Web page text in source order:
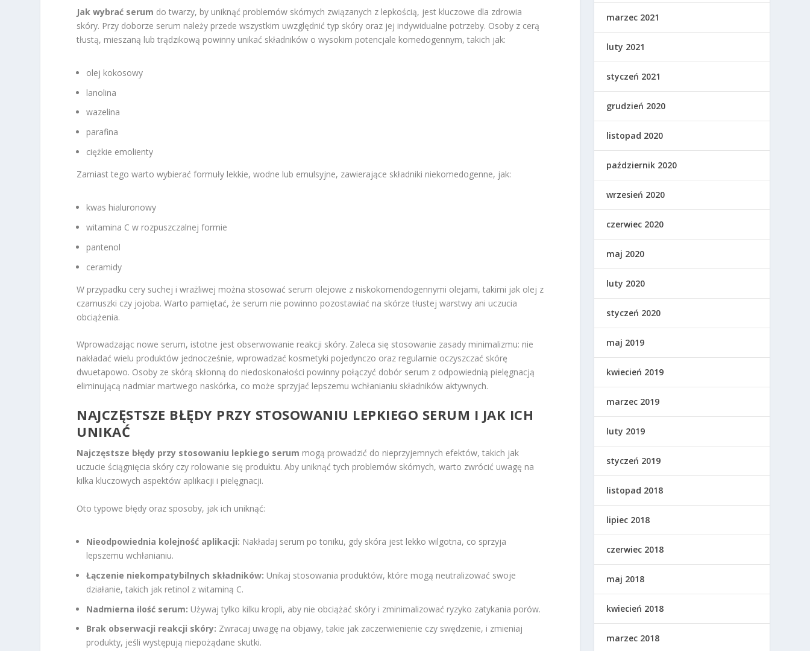
Jak wybrać serum do twarzy, by uniknąć problemów skórnych związanych z lepkością, jest kluczowe dla zdrowia
skóry. Przy doborze serum należy przede wszystkim uwzględnić typ skóry oraz jej indywidualne potrzeby. Osoby z cerą
tłustą, mieszaną lub trądzikową powinny unikać składników o wysokim potencjale komedogennym, takich jak:
olej kokosowy
lanolina
wazelina
parafina
ciężkie emolienty
Zamiast tego warto wybierać formuły lekkie, wodne lub emulsyjne, zawierające składniki niekomedogenne, jak:
kwas hialuronowy
witamina C w rozpuszczalnej formie
pantenol
ceramidy
W przypadku cery suchej i wrażliwej można stosować serum olejowe z niskokomendogennymi olejami, takimi jak olej z
czarnuszki czy jojoba. Warto pamiętać, że serum nie powinno pozostawiać na skórze tłustej warstwy ani uczucia
obciążenia.
Wprowadzając nowe serum, istotne jest obserwowanie reakcji skóry. Zaleca się stosowanie zasady minimalizmu: nie
nakładać wielu produktów jednocześnie, wprowadzać kosmetyki pojedynczo oraz regularnie oczyszczać skórę
dwuetapowo. Osoby ze skórą skłonną do niedoskonałości powinny połączyć dobór serum z odpowiednią pielęgnacją
eliminującą nadmiar martwego naskórka, co może sprzyjać lepszemu wchłanianiu składników aktywnych.
NAJCZĘSTSZE BŁĘDY PRZY STOSOWANIU LEPKIEGO SERUM I JAK ICH
UNIKAĆ
Najczęstsze błędy przy stosowaniu lepkiego serum mogą prowadzić do nieprzyjemnych efektów, takich jak
uczucie ściągnięcia skóry czy rolowanie się produktu. Aby uniknąć tych problemów skórnych, warto zwrócić uwagę na
kilka kluczowych aspektów aplikacji i pielęgnacji.
Oto typowe błędy oraz sposoby, jak ich uniknąć:
Nieodpowiednia kolejność aplikacji: Nakładaj serum po toniku, gdy skóra jest lekko wilgotna, co sprzyja
lepszemu wchłanianiu.
Łączenie niekompatybilnych składników: Unikaj stosowania produktów, które mogą neutralizować swoje
działanie, takich jak retinol z witaminą C.
Nadmierna ilość serum: Używaj tylko kilku kropli, aby nie obciążać skóry i zminimalizować ryzyko zatykania porów.
Brak obserwacji reakcji skóry: Zwracaj uwagę na objawy, takie jak zaczerwienienie czy swędzenie, i zmieniaj
produkty, jeśli występują niepożądane skutki.
marzec 2021
luty 2021
styczeń 2021
grudzień 2020
listopad 2020
październik 2020
wrzesień 2020
czerwiec 2020
maj 2020
luty 2020
styczeń 2020
maj 2019
kwiecień 2019
marzec 2019
luty 2019
styczeń 2019
listopad 2018
lipiec 2018
czerwiec 2018
maj 2018
kwiecień 2018
marzec 2018